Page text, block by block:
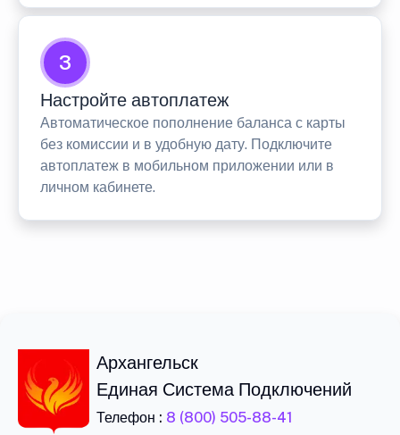
3
Настройте автоплатеж
Автоматическое пополнение баланса с карты
без комиссии и в удобную дату. Подключите
автоплатеж в мобильном приложении или в
личном кабинете.
Архангельск
Единая Система Подключений
Телефон : 8 (800) 505-88-41